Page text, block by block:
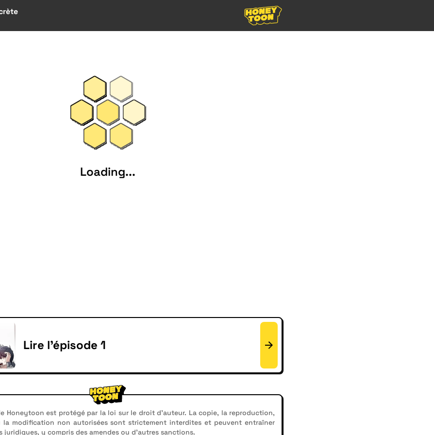
Loading...
Lire l'épisode 1
Honeytoon est protégé par la loi sur le droit d'auteur. La copie, la reproduction,
modification non autorisées sont strictement interdites et peuvent entraîner
juridiques, y compris des amendes ou d'autres sanctions.